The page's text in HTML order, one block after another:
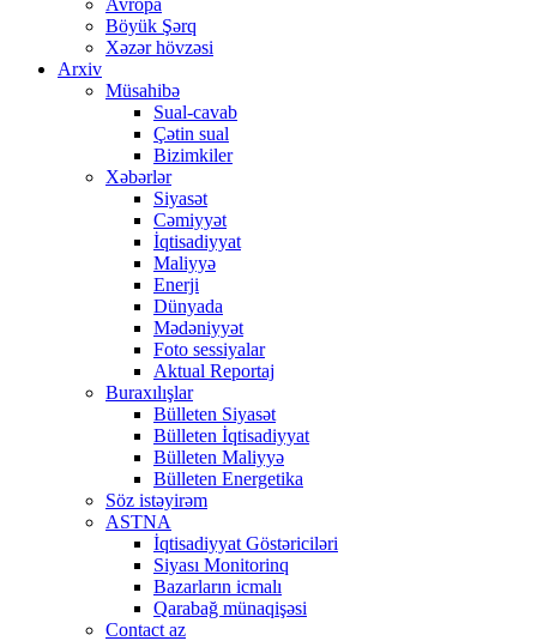
Avropa
Böyük Şərq
Xəzər hövzəsi
Arxiv
Müsahibə
Sual-cavab
Çətin sual
Bizimkiler
Xəbərlər
Siyasət
Cəmiyyət
İqtisadiyyat
Maliyyə
Enerji
Dünyada
Mədəniyyət
Foto sessiyalar
Aktual Reportaj
Buraxılışlar
Bülleten Siyasət
Bülleten İqtisadiyyat
Bülleten Maliyyə
Bülleten Energetika
Söz istəyirəm
ASTNA
İqtisadiyyat Göstəriciləri
Siyası Monitorinq
Bazarların icmalı
Qarabağ münaqişəsi
Contact az